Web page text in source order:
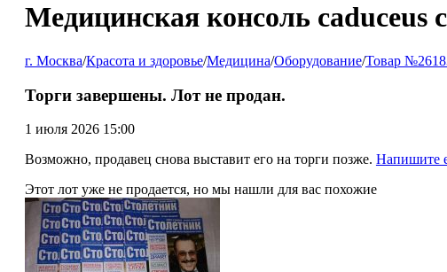
Медицинская консоль caduceus
г. Москва/Красота и здоровье/Медицина/Оборудование/Товар
Торги завершены. Лот не продан.
1 июля 2026 15:00
Возможно, продавец снова выставит его на торги позже. Напишите
Этот лот уже не продается, но мы нашли для вас похожие